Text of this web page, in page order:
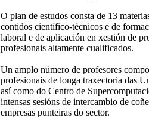
O plan de estudos consta de 13
contidos científico-técnicos e de
laboral e de aplicación en xestión de
profesionais altamente cualificados.
Un amplo número de profesores
profesionais de longa traxectoria das
así como do Centro de
intensas sesións de intercambio de
empresas punteiras do sector.